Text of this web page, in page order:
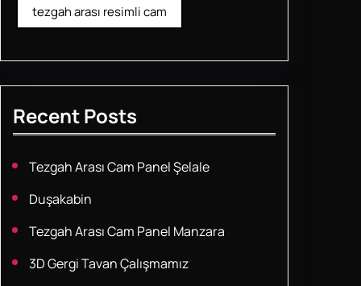
tezgah arası resimli cam
Recent Posts
Tezgah Arası Cam Panel Şelale
Duşakabin
Tezgah Arası Cam Panel Manzara
3D Gergi Tavan Çalışmamız